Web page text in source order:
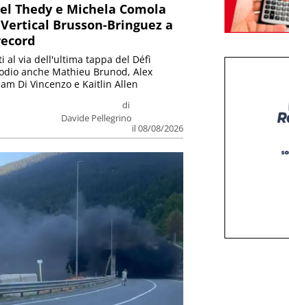
Thedy e Michela Comola
Brusson-Bringuez a
di
Davide Pellegrino
il 08/08/2026
al via dell'ultima tappa del Défì
anche Mathieu Brunod, Alex
Di Vincenzo e Kaitlin Allen